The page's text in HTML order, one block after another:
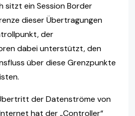
sitzt ein Session Border
dieser Übertragungen
der
dabei unterstützt, den
über diese Grenzpunkte
der Datenströme von
hat der „Controller“